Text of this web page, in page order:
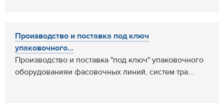
Производство и поставка под ключ
упаковочного...
Производство и поставка "под ключ" упаковочного
оборудованияи фасовочных линий, систем тра...